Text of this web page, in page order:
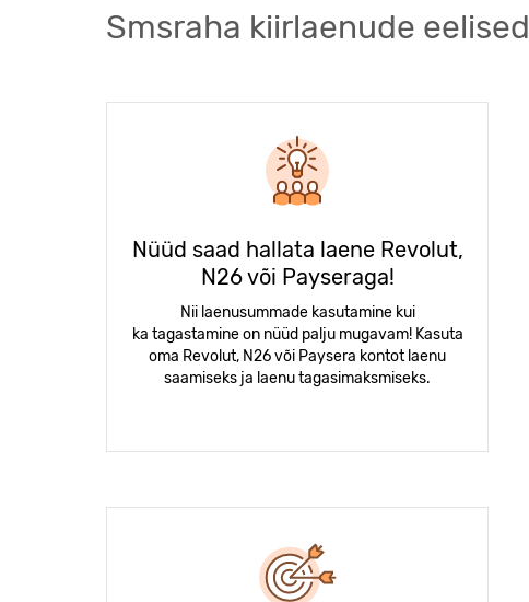
Smsraha kiirlaenude eelised
Nüüd saad hallata laene Revolut,
N26 või Payseraga!
Nii laenusummade kasutamine kui
ka tagastamine on nüüd palju mugavam! Kasuta
oma Revolut, N26 või Paysera kontot laenu
saamiseks ja laenu tagasimaksmiseks.